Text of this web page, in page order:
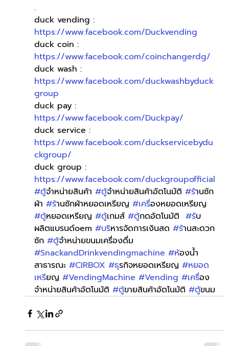
.
duck vending :
https://www.facebook.com/Duckvending
duck coin :
https://www.facebook.com/coinchangerdg/
duck wash :
https://www.facebook.com/duckwashbyduck
group
duck pay :
https://www.facebook.com/Duckpay/
duck service :
https://www.facebook.com/duckservicebydu
ckgroup/
duck group :
https://www.facebook.com/duckgroupofficial
#ตู้จำหน่ายสินค้า #ตู้จำหน่ายสินค้าอัตโนมัติ #ร้านซัก
ผ้า #ร้านซักผ้าหยอดเหรียญ #เครื่องหยอดเหรียญ
#ตู้หยอดเหรียญ #ตู้เกมส์ #ตู้กดอัตโนมัติ #รับ
ผลิตแบรนด์oem #บริหารจัดการเงินสด #ร้านสะดวก
ซัก #ตู้จำหน่ายขนมเครื่องดื่ม
#SnackandDrinkvendingmachine #ห้องน้ำ
สาธารณะ #CIRBOX #ธุรกิจหยอดเหรียญ #หยอด
เหรียญ #VendingMachine #Vending #เครื่อง
จำหน่ายสินค้าอัตโนมัติ #ตู้ขายสินค้าอัตโนมัติ #ตู้ขนม